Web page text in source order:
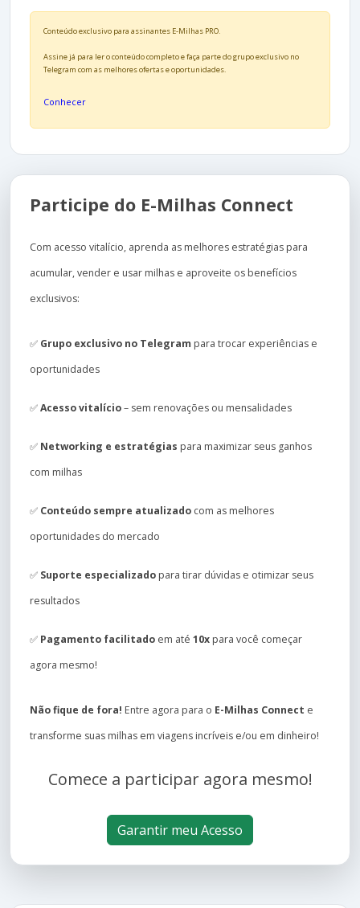
Conteúdo exclusivo para assinantes E-Milhas PRO.
Assine já para ler o conteúdo completo e faça parte do grupo exclusivo no
Telegram com as melhores ofertas e oportunidades.
Conhecer
Participe do E-Milhas Connect
Com acesso vitalício, aprenda as melhores estratégias para
acumular, vender e usar milhas e aproveite os benefícios
exclusivos:
✅ Grupo exclusivo no Telegram para trocar experiências e
oportunidades
✅Acesso vitalício– sem renovações ou mensalidades
✅ Networking e estratégias para maximizar seus ganhos
com milhas
✅ Conteúdo sempre atualizado com as melhores
oportunidades do mercado
✅ Suporte especializado para tirar dúvidas e otimizar seus
resultados
✅ Pagamento facilitado em até 10x para você começar
agora mesmo!
Não fique de fora! Entre agora para o E-Milhas Connect e
transforme suas milhas em viagens incríveis e/ou em dinheiro!
Comece a participar agora mesmo!
Garantir meu Acesso